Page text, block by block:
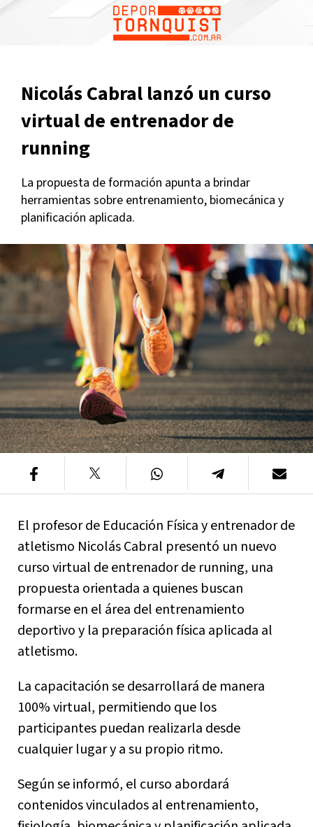
Nicolás Cabral lanzó un curso
virtual de entrenador de
running
La propuesta de formación apunta a brindar
herramientas sobre entrenamiento, biomecánica y
planificación aplicada.
El profesor de Educación Física y entrenador de
atletismo Nicolás Cabral presentó un nuevo
curso virtual de entrenador de running, una
propuesta orientada a quienes buscan
formarse en el área del entrenamiento
deportivo y la preparación física aplicada al
atletismo.
La capacitación se desarrollará de manera
100% virtual, permitiendo que los
participantes puedan realizarla desde
cualquier lugar y a su propio ritmo.
Según se informó, el curso abordará
contenidos vinculados al entrenamiento,